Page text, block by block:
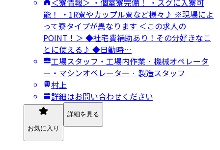
能！ ・1R寮やカップル寮など様々♪ ※現場によ
って寮タイプが異なります ＜この求人の
POINT！＞ ◆社宅費補助あり！その分好きなこ
とに使える♪ ◆日勤時…
工場スタッフ・工場内作業 · 機械オペレータ
ー・マシンオペレーター · 製造スタッフ
村上
詳細はお問い合わせください
お気に入り
詳細を見る